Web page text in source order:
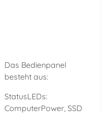
Das Bedienpanel
besteht aus:
StatusLEDs:
ComputerPower, SSD